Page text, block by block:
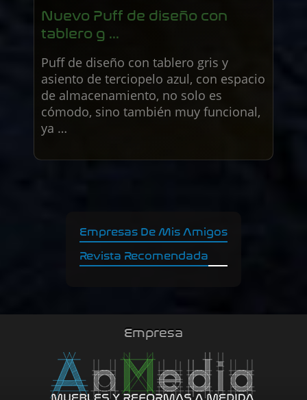
Nuevo Puff de diseño con
tablero g ...
Puff de diseño con tablero gris y
asiento de terciopelo azul, con espacio
de almacenamiento, no solo es
cómodo, sino también muy funcional,
ya …
Empresas De Mis Amigos
Revista Recomendada
Empresa